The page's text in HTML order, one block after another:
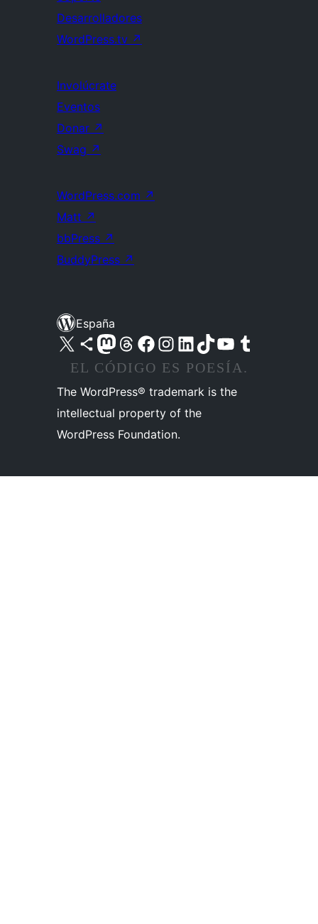
Desarrolladores
WordPress.tv ↗
Involúcrate
Eventos
Donar ↗
Swag ↗
WordPress.com ↗
Matt ↗
bbPress ↗
BuddyPress ↗
España
Visita nuestra cuenta de X (anteriormente Twitter)
Visita nuestra cuenta de Bluesky
Visita nuestra cuenta de Mastodon
Visita nuestra cuenta de Threads
Visita nuestra página de Facebook
Visita nuestra cuenta de Instagram
Visita nuestra cuenta de LinkedIn
Visita nuestra cuenta de TikTok
Visita nuestro canal de YouTube
Visita nuestra cuenta de Tumblr
EL CÓDIGO ES POESÍA.
The WordPress® trademark is the
intellectual property of the
WordPress Foundation.